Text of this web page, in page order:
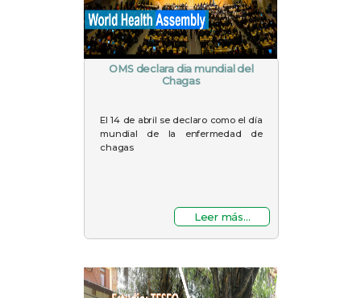
OMS declara dia mundial del
Chagas
El 14 de abril se declaro como el día
mundial de la enfermedad de
chagas
Leer más...